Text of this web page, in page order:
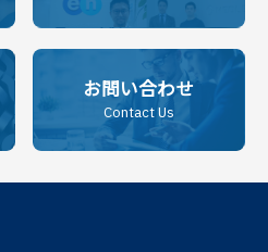
お問い合わせ
Contact Us